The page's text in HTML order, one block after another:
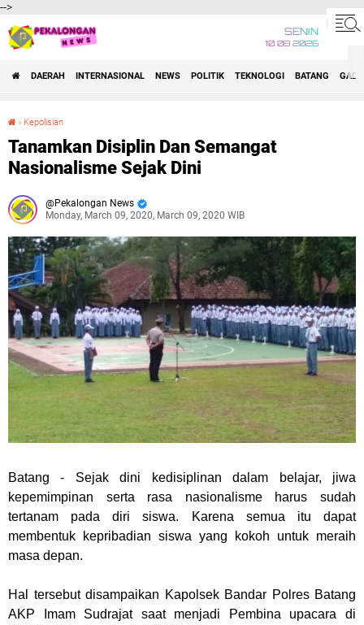
-->
SENIN
10 08 2026
DAERAH INTERNASIONAL NEWS POLITIK TEKNOLOGI BATANG
› Kepolisian
Tanamkan Disiplin Dan Semangat
Nasionalisme Sejak Dini
Pekalongan News
Monday, March 09, 2020, March 09, 2020 WIB
Batang- Sejak dini kedisiplinan dalam belajar, jiwa
kepemimpinan serta rasa nasionalisme harus sudah
tertanam pada diri siswa. Karena semua itu dapat
membentuk kepribadian siswa yang kokoh untuk meraih
masa depan.
Hal tersebut disampaikan Kapolsek Bandar Polres Batang
AKP Imam Sudrajat saat menjadi Pembina upacara di